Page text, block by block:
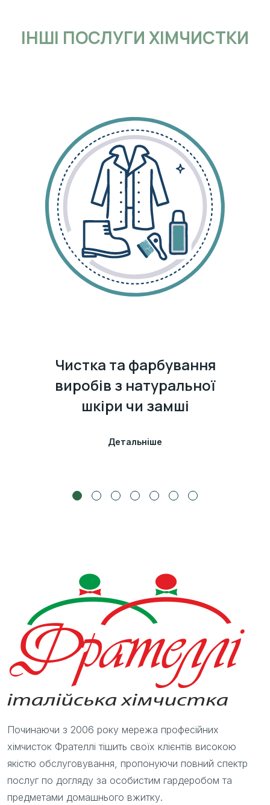
ІНШІ ПОСЛУГИ ХІМЧИСТКИ
Чистка та фарбування
виробів з натуральної
шкіри чи замші
Детальніше
Починаючи з 2006 року мережа професійних
хімчисток Фрателлі тішить своїх клієнтів високою
якістю обслуговування, пропонуючи повний спектр
послуг по догляду за особистим гардеробом та
предметами домашнього вжитку.